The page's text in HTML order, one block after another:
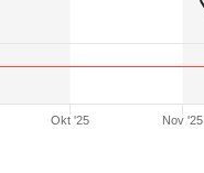
Okt '25 Nov '25